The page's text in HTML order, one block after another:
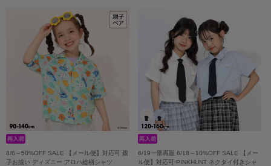
8/6～50%OFF SALE 【メール便】対応可 親
子お揃い ディズニー アロハ総柄シャツ
6/19一部再販 6/18～10%OFF SALE 【メー
ル便】対応可 PINKHUNT ネクタイ付きシャ